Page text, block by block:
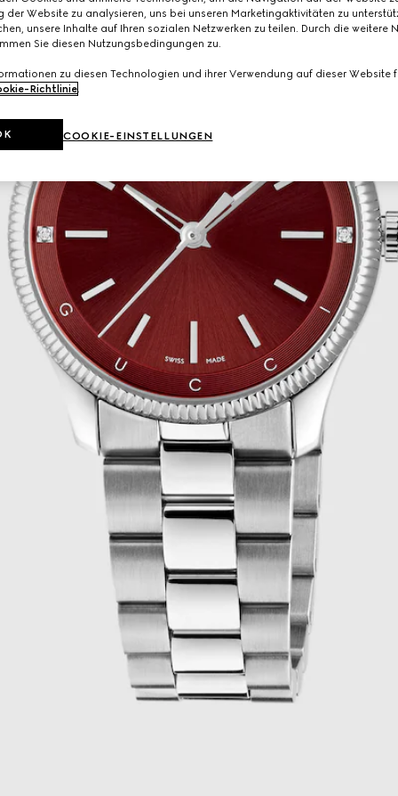
der Website zu analysieren, uns bei unseren Marketingaktivitäten zu
unsere Inhalte auf Ihren sozialen Netzwerken zu teilen. Durch die weitere
Sie diesen Nutzungsbedingungen zu.
zu diesen Technologien und ihrer Verwendung auf dieser Website
Richtlinie.
COOKIE-EINSTELLUNGEN